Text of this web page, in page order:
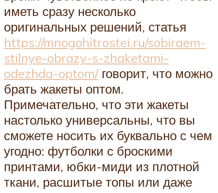
иметь сразу несколько
оригинальных решений, статья
https://mnogohitrostei.ru/sobiraem-
stilnye-obrazy-s-zhaketami-
odezhda-optom/говорит, что можно
брать жакеты оптом.
Примечательно, что эти жакеты
настолько универсальны, что вы
сможете носить их буквально с чем
угодно: футболки с броскими
принтами, юбки-миди из плотной
ткани, расшитые топы или даже